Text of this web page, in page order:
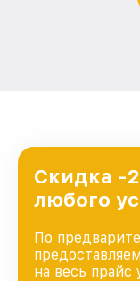
Скидка -
любого
По
на весь прайс